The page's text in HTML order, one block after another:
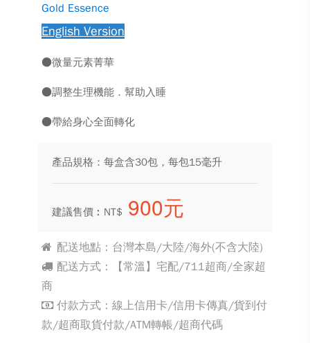
Gold Essence
English Version
●微量元素菁華
●調整生理機能．幫助入睡
●帶給身心全面轉化
產品規格：每盒含30包，每包15毫升
建議售價︰NT$ 900元
配送地點：台灣本島/大陸/海外(不含大陸)
配送方式：【常溫】宅配/711超商/全家超
商
付款方式：線上信用卡/信用卡傳真/貨到付
款/超商取貨付款/ATM轉帳/超商代碼